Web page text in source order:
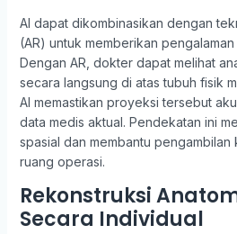
AI dapat dikombinasikan dengan
(AR) untuk memberikan
Dengan AR, dokter dapat melihat
secara langsung di atas tubuh fisik
AI memastikan proyeksi tersebut
data medis aktual. Pendekatan ini
spasial dan membantu
ruang operasi.
Rekonstruksi
Secara Individual